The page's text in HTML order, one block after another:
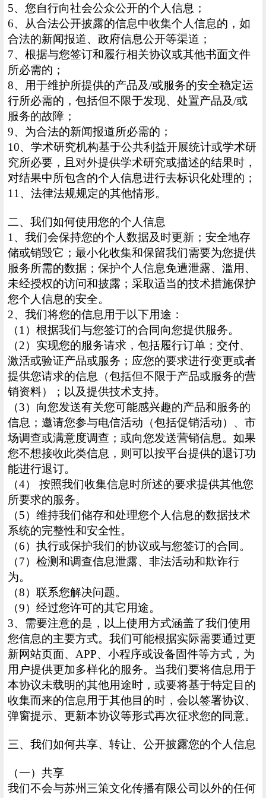
5、您自行向社会公众公开的个人信息；
6、从合法公开披露的信息中收集个人信息的，如
合法的新闻报道、政府信息公开等渠道；
7、根据与您签订和履行相关协议或其他书面文件
所必需的；
8、用于维护所提供的产品及/或服务的安全稳定运
行所必需的，包括但不限于发现、处置产品及/或
服务的故障；
9、为合法的新闻报道所必需的；
10、学术研究机构基于公共利益开展统计或学术研
究所必要，且对外提供学术研究或描述的结果时，
对结果中所包含的个人信息进行去标识化处理的；
11、法律法规规定的其他情形。
二、我们如何使用您的个人信息
1、我们会保持您的个人数据及时更新；安全地存
储或销毁它；最小化收集和保留我们需要为您提供
服务所需的数据；保护个人信息免遭泄露、滥用、
未经授权的访问和披露；采取适当的技术措施保护
您个人信息的安全。
2、我们将您的信息用于以下用途：
（1）根据我们与您签订的合同向您提供服务。
（2）实现您的服务请求，包括履行订单；交付、
激活或验证产品或服务；应您的要求进行变更或者
提供您请求的信息（包括但不限于产品或服务的营
销资料）；以及提供技术支持。
（3）向您发送有关您可能感兴趣的产品和服务的
信息；邀请您参与电信活动（包括促销活动）、市
场调查或满意度调查；或向您发送营销信息。如果
您不想接收此类信息，则可以按平台提供的退订功
能进行退订。
（4） 按照我们收集信息时所述的要求提供其他您
所要求的服务。
（5）维持我们储存和处理您个人信息的数据技术
系统的完整性和安全性。
（6）执行或保护我们的协议或与您签订的合同。
（7）检测和调查信息泄露、非法活动和欺诈行
为。
（8）联系您解决问题。
（9）经过您许可的其它用途。
3、需要注意的是，以上使用方式涵盖了我们使用
您信息的主要方式。我们可能根据实际需要通过更
新网站页面、APP、小程序或设备固件等方式，为
用户提供更加多样化的服务。当我们要将信息用于
本协议未载明的其他用途时，或要将基于特定目的
收集而来的信息用于其他目的时，会以签署协议、
弹窗提示、更新本协议等形式再次征求您的同意。
三、我们如何共享、转让、公开披露您的个人信息
（一）共享
我们不会与苏州三策文化传播有限公司以外的任何